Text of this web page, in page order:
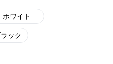
ワイト
ック